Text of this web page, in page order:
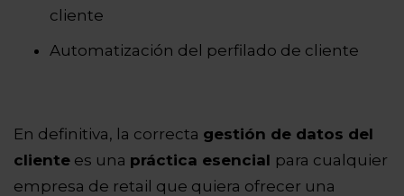
cliente
Automatización del perfilado de cliente
En definitiva, la correcta gestión de datos del
cliente es una práctica esencial para cualquier
empresa de retail que quiera ofrecer una